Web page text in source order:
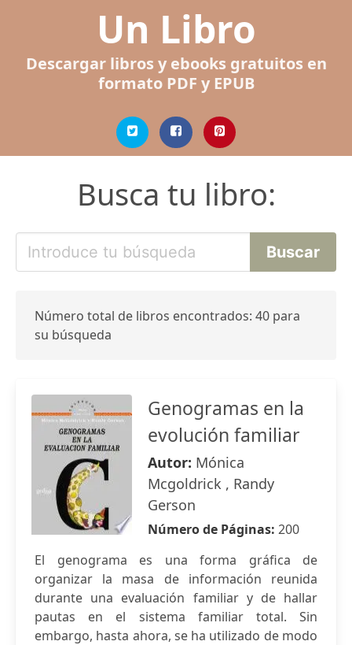
Un Libro
Descargar libros y ebooks gratuitos en
formato PDF y EPUB
Busca tu libro:
Número total de libros encontrados: 40 para
su búsqueda
Genogramas en la
evolución familiar
Autor: Mónica
Mcgoldrick , Randy
Gerson
Número de Páginas: 200
El genograma es una forma gráfica de
organizar la masa de información reunida
durante una evaluación familiar y de hallar
pautas en el sistema familiar total. Sin
embargo, hasta ahora, se ha utilizado de modo